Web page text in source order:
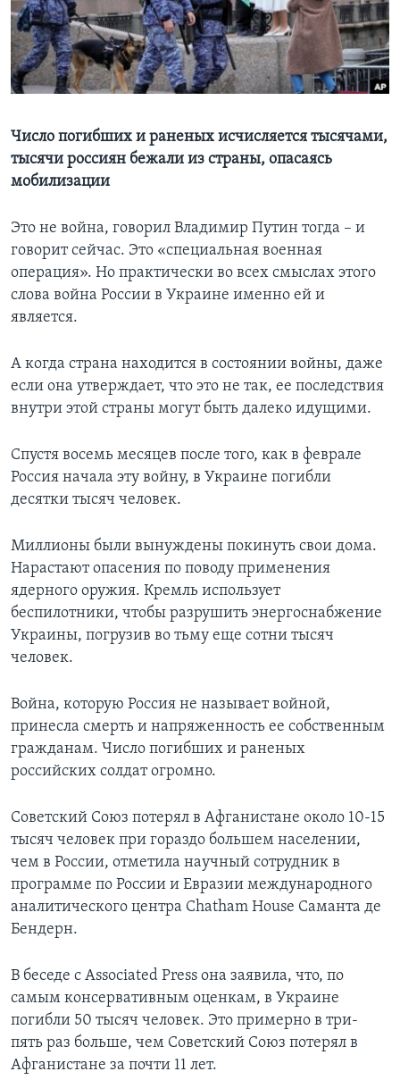
Learning English
СОЦИАЛЬНЫЕ СЕТИ
Языки
Число погибших и раненых исчисляется тысячами,
тысячи россиян бежали из страны, опасаясь
мобилизации
Это не война, говорил Владимир Путин тогда – и
говорит сейчас. Это «специальная военная
операция». Но практически во всех смыслах этого
слова война России в Украине именно ей и
является.
А когда страна находится в состоянии войны, даже
если она утверждает, что это не так, ее последствия
внутри этой страны могут быть далеко идущими.
Спустя восемь месяцев после того, как в феврале
Россия начала эту войну, в Украине погибли
десятки тысяч человек.
Миллионы были вынуждены покинуть свои дома.
Нарастают опасения по поводу применения
ядерного оружия. Кремль использует
беспилотники, чтобы разрушить энергоснабжение
Украины, погрузив во тьму еще сотни тысяч
человек.
Война, которую Россия не называет войной,
принесла смерть и напряженность ее собственным
гражданам. Число погибших и раненых
российских солдат огромно.
Советский Союз потерял в Афганистане около 10-15
тысяч человек при гораздо большем населении,
чем в России, отметила научный сотрудник в
программе по России и Евразии международного
аналитического центра Chatham House Саманта де
Бендерн.
В беседе с Associated Press она заявила, что, по
самым консервативным оценкам, в Украине
погибли 50 тысяч человек. Это примерно в три-
пять раз больше, чем Советский Союз потерял в
Афганистане за почти 11 лет.